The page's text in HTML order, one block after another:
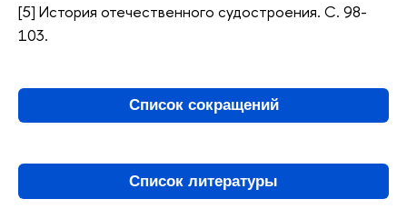
[5] История отечественного судостроения. С. 98-
103.
Список сокращений
Список литературы